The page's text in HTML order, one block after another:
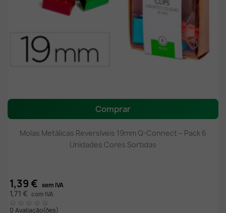
Comprar
Molas Metálicas Reversíveis 19mm Q-Connect – Pack 6
Unidades Cores Sortidas
1,39 € sem IVA
1,71 € com IVA
0 Avaliação(ões)